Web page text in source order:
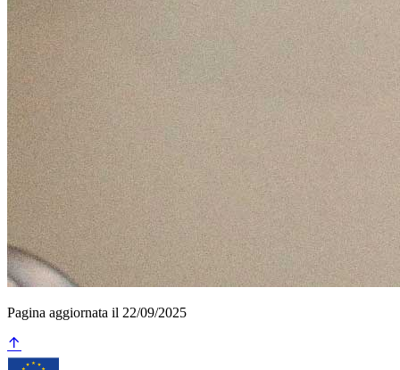
Pagina aggiornata il 22/09/2025